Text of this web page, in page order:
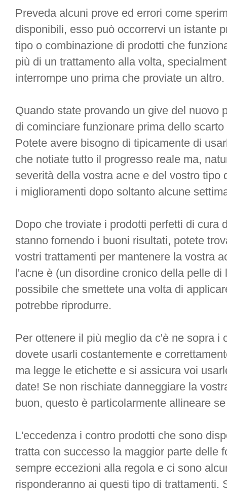
Preveda alcuni prove ed errori come
disponibili, esso può occorrervi un istante
tipo o combinazione di prodotti che
più di un trattamento alla volta,
interrompe uno prima che proviate un altro.
Quando state provando un give del nuovo
di cominciare funzionare prima dello
Potete avere bisogno di tipicamente di
che notiate tutto il progresso reale ma,
severità della vostra acne e del vostro tipo
i miglioramenti dopo soltanto alcune
Dopo che troviate i prodotti perfetti di cura
stanno fornendo i buoni risultati, potete
vostri trattamenti per mantenere la vostra
l'acne è (un disordine cronico della pelle
possibile che smettete una volta di
potrebbe riprodurre.
Per ottenere il più meglio da c'è ne sopra i
dovete usarli costantemente e
ma legge le etichette e si assicura voi
date! Se non rischiate danneggiare la
buon, questo è particolarmente allineare
L'eccedenza i contro prodotti che sono
tratta con successo la maggior parte delle
sempre eccezioni alla regola e ci sono
risponderanno ai questi tipo di trattamenti.